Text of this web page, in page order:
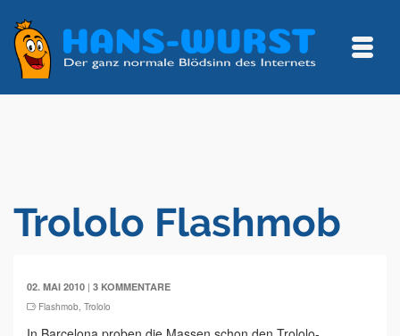
Trololo Flashmob
02. MAI 2010 | 3 KOMMENTARE
Flashmob, Trololo